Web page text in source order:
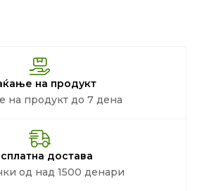
на продукт
на продукт до 7 дена
достава
од над 1500 денари